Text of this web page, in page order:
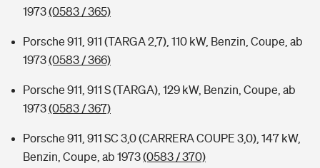
1973(0583 / 365)
Porsche 911, 911 (TARGA 2,7), 110 kW, Benzin, Coupe, ab
1973(0583 / 366)
Porsche 911, 911 S (TARGA), 129 kW, Benzin, Coupe, ab
1973(0583 / 367)
Porsche 911, 911 SC 3,0 (CARRERA COUPE 3,0), 147 kW,
Benzin, Coupe, ab 1973(0583 / 370)